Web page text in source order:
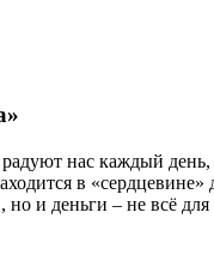
нас каждый
в
но и деньги – не всё для